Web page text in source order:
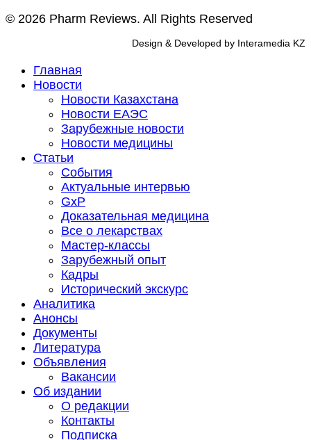
© 2026 Pharm Reviews. All Rights Reserved
Design & Developed by Interamedia KZ
Главная
Новости
Новости Казахстана
Новости ЕАЭС
Зарубежные новости
Новости медицины
Статьи
События
Актуальные интервью
GxP
Доказательная медицина
Все о лекарствах
Мастер-классы
Зарубежный опыт
Кадры
Исторический экскурс
Аналитика
Анонсы
Документы
Литература
Объявления
Вакансии
Об издании
О редакции
Контакты
Подписка